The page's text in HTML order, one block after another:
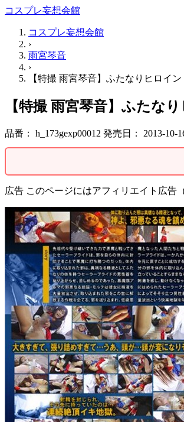
コスプレ妄想会館
コスプレ妄想会館
›
雨宮琴音
›
【特撮 雨宮琴音】ふたなりヒロイ
【特撮 雨宮琴音】ふたな
品番： h_173gexp00012 発売日： 2013-10-
広告 このページにはアフィリエイト広告